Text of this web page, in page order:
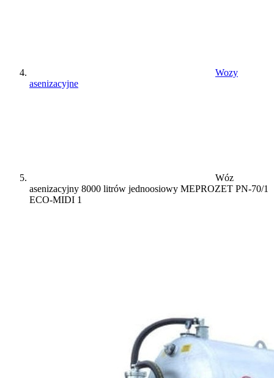
Wozy
asenizacyjne
Wóz
asenizacyjny 8000 litrów jednoosiowy MEPROZET PN-70/1
ECO-MIDI 1